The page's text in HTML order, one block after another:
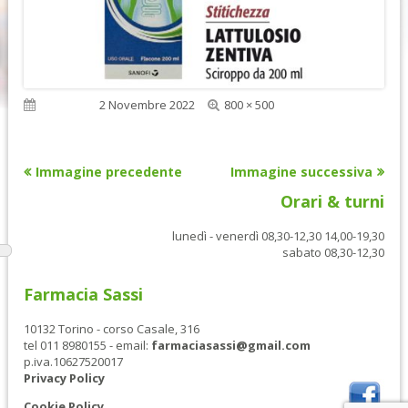
Pubblicato2 Novembre 2022
Dimensione
800 × 500
Immagine precedente Immagine successiva
Orari & turni
lunedì - venerdì 08,30-12,30 14,00-19,30
sabato 08,30-12,30
Farmacia Sassi
10132 Torino - corso Casale, 316
tel 011 8980155 - email: farmaciasassi@gmail.com
p.iva.10627520017
Privacy Policy